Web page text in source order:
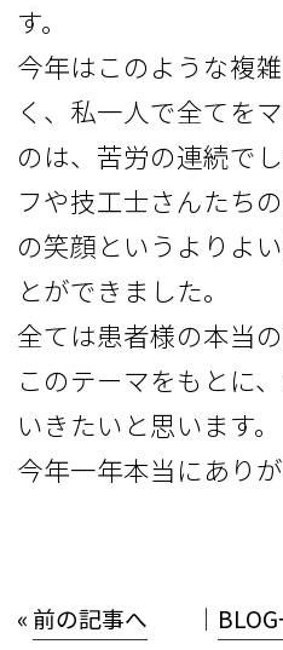
す。
今年はこのような複
く、私一人で全てを
のは、苦労の連続で
フや技工士さんたち
の笑顔というよりよ
とができました。
全ては患者様の本当
このテーマをもとに
いきたいと思います。
今年一年本当にあり
« 前の記事へ │